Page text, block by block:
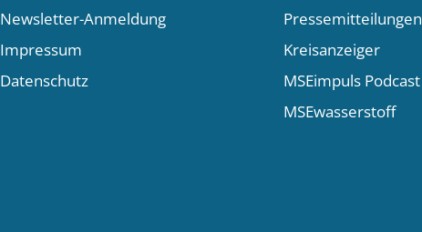
Newsletter-Anmeldung
Impressum
Datenschutz
Pressemitteilungen
Kreisanzeiger
MSEimpuls Podcast
MSEwasserstoff